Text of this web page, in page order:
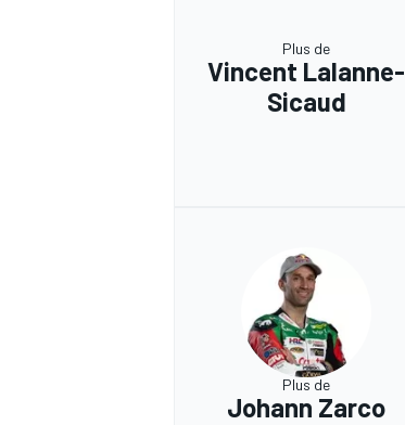
Plus de
Vincent Lalanne-
Sicaud
Plus de
Johann Zarco